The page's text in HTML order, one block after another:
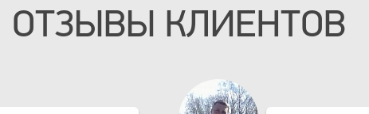
ОТЗЫВЫ КЛИЕНТОВ